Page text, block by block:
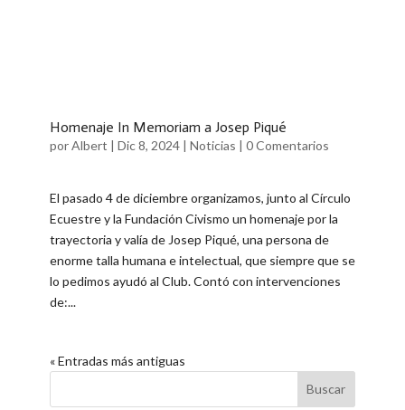
Homenaje In Memoriam a Josep Piqué
porAlbert | Dic 8, 2024| Noticias | 0 Comentarios
El pasado 4 de diciembre organizamos, junto al Círculo
Ecuestre y la Fundación Civismo un homenaje por la
trayectoria y valía de Josep Piqué, una persona de
enorme talla humana e intelectual, que siempre que se
lo pedimos ayudó al Club. Contó con intervenciones
de:...
« Entradas más antiguas